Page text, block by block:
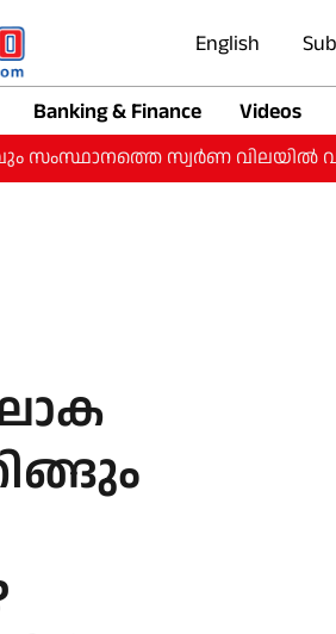
English
Banking & Finance Videos
സ്വർണ വിലയിൽ വർധന: